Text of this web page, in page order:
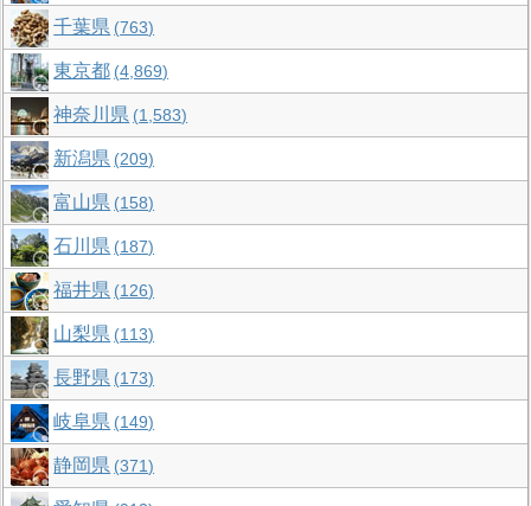
千葉県 763
東京都 4,869
神奈川県 1,583
新潟県 209
富山県 158
石川県 187
福井県 126
山梨県 113
長野県 173
岐阜県 149
静岡県 371